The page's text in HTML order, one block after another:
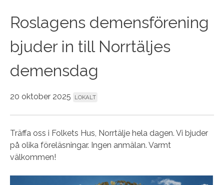
Roslagens demensförening
bjuder in till Norrtäljes
demensdag
20 oktober 2025 LOKALT
Träffa oss i Folkets Hus, Norrtälje hela dagen. Vi bjuder
på olika föreläsningar. Ingen anmälan. Varmt
välkommen!